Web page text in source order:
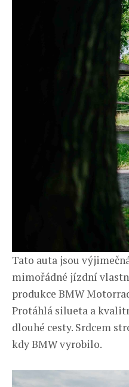
Tato auta jsou
mimořádné jízdní
produkce BMW
Protáhlá silueta a
dlouhé cesty. Srdcem
kdy BMW vyrobilo.